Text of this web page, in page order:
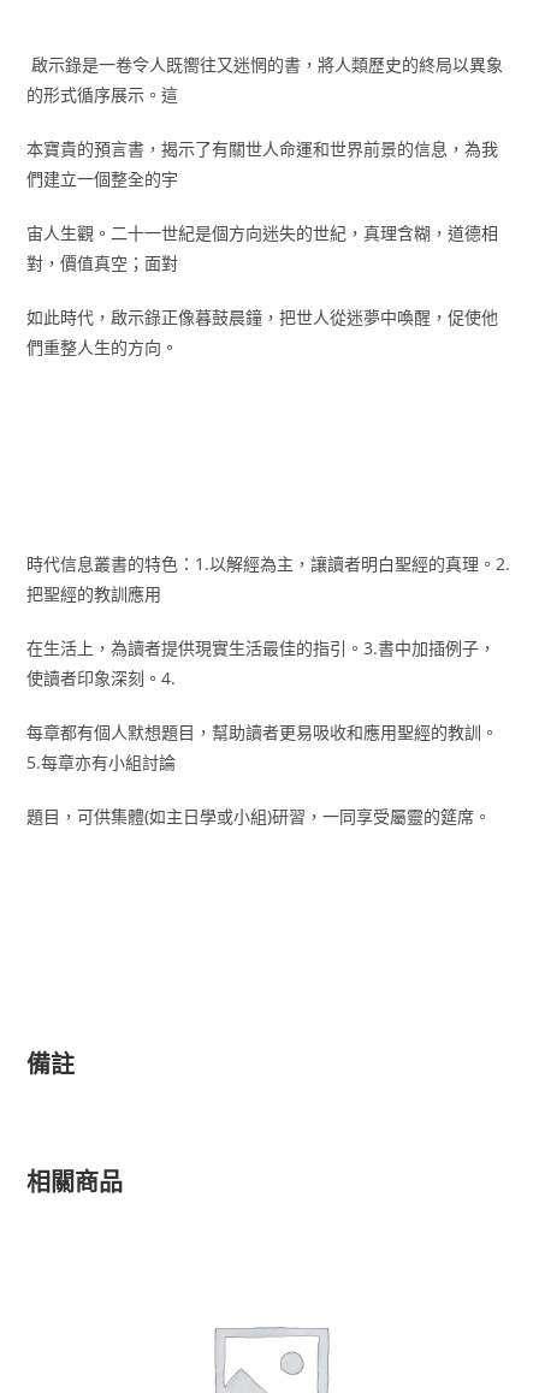
啟示錄是一卷令人既嚮往又迷惘的書，將人類歷史的終局以異象
的形式循序展示。這
本寶貴的預言書，揭示了有關世人命運和世界前景的信息，為我
們建立一個整全的宇
宙人生觀。二十一世紀是個方向迷失的世紀，真理含糊，道德相
對，價值真空；面對
如此時代，啟示錄正像暮鼓晨鐘，把世人從迷夢中喚醒，促使他
們重整人生的方向。
時代信息叢書的特色：1.以解經為主，讓讀者明白聖經的真理。2.
把聖經的教訓應用
在生活上，為讀者提供現實生活最佳的指引。3.書中加插例子，
使讀者印象深刻。4.
每章都有個人默想題目，幫助讀者更易吸收和應用聖經的教訓。
5.每章亦有小組討論
題目，可供集體(如主日學或小組)研習，一同享受屬靈的筵席。
備註
相關商品